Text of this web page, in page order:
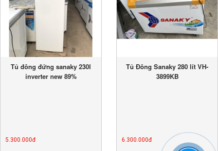
Tủ đông đứng sanaky 230l
inverter new 89%
5.300.000đ
Tủ Đông Sanaky 280 lít VH-
3899KB
6.300.000đ